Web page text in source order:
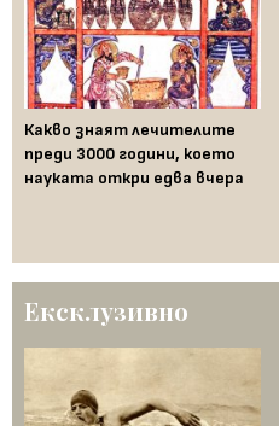
Какво знаят лечителите
преди 3000 години, което
науката откри едва вчера
Ексклузивно